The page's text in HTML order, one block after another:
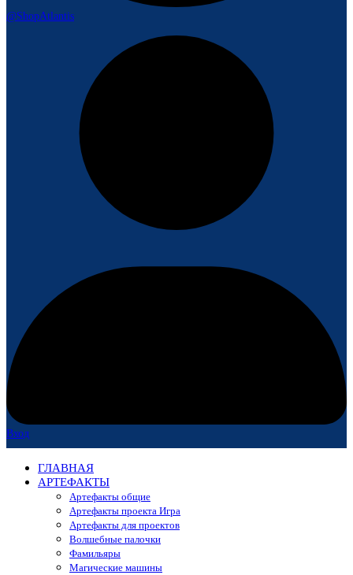
@ShopAtlantis
Вход
ГЛАВНАЯ
АРТЕФАКТЫ
Артефакты общие
Артефакты проекта Игра
Артефакты для проектов
Волшебные палочки
Фамильяры
Магические машины